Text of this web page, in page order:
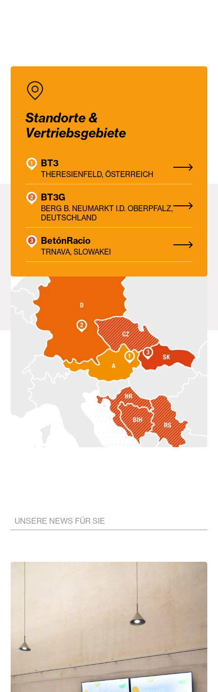
Standorte &
Vertriebsgebiete
BT3
THERESIENFELD, ÖSTERREICH
BT3G
BERG B. NEUMARKT I.D. OBERPFALZ,
DEUTSCHLAND
BetónRacio
TRNAVA, SLOWAKEI
UNSERE NEWS FÜR SIE